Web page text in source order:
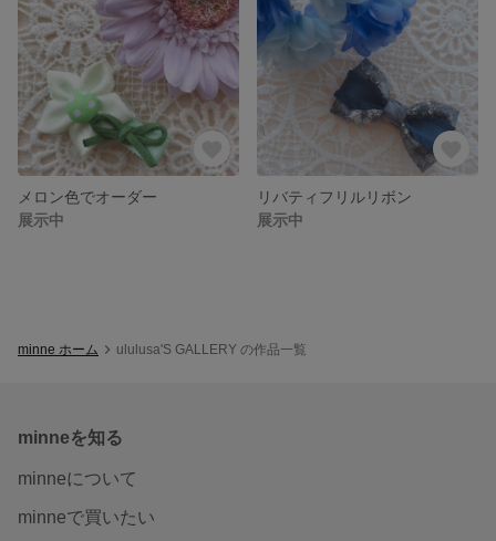
メロン色でオーダー
展示中
リバティフリルリボン
展示中
minne ホーム ululusa'S GALLERY の作品一覧
minneを知る
minneについて
minneで買いたい